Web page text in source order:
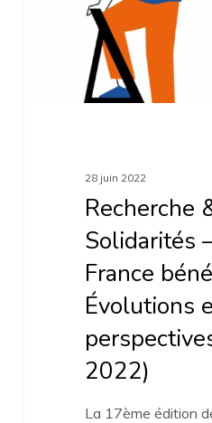
Évolutions
28 juin 2022
Recherche
Solidarités
France
Évolutions
2022)
La 17ème édition